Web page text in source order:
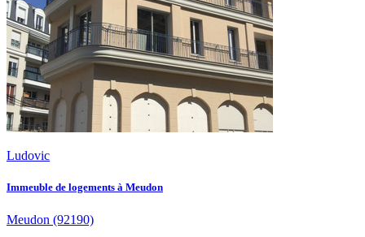
Ludovic
Immeuble de logements à Meudon
Meudon (92190)